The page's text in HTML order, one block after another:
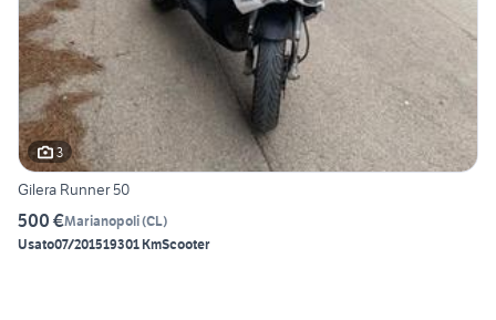
3
Gilera Runner 50
500 €Marianopoli(CL)
Usato07/201519301 KmScooter